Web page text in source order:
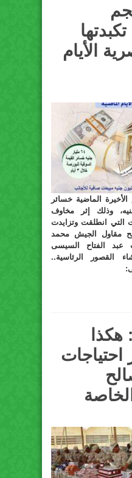
الأيام
الماضية خسائر
مليار جنيه، وذلك إثر مخاوف
التي انطلقت وتزايدت
مقاول الجيش محمد
عبد الفتاح السيسى
القصور الرئاسية..
احتياجات